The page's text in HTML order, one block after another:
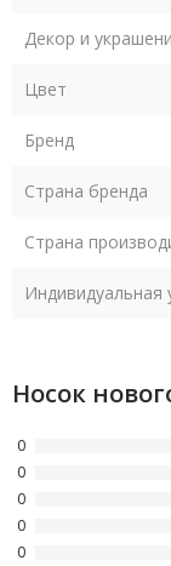
Декор и
Цвет
Бренд
Страна бренда
Страна
Индивидуальная
Носок
0
0
0
0
0